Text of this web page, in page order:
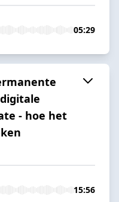
05:29
- hoe het
15:56